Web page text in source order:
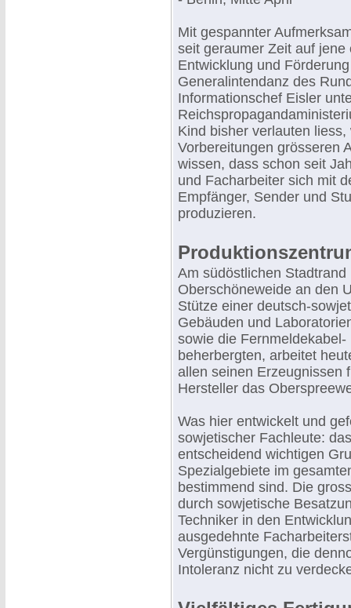
Mit gespannter
seit geraumer Zeit auf
Entwicklung und
Generalintendanz des
Informationschef Eisler
Kind bisher verlauten
Vorbereitungen grösseren
wissen, dass schon seit
und Facharbeiter sich mit
Empfänger, Sender und
produzieren.
Am südöstlichen
Oberschöneweide an den
Stütze einer deutsch-
Gebäuden und
sowie die
beherbergten, arbeitet
allen seinen Erzeugnissen
Hersteller das
Was hier entwickelt und
sowjetischer Fachleute:
entscheidend wichtigen
Spezialgebiete im
bestimmend sind. Die
durch sowjetische
Techniker in den
ausgedehnte
Vergünstigungen, die
Intoleranz nicht zu